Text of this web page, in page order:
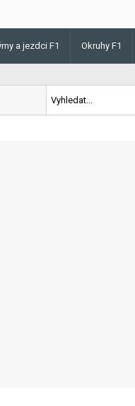
a jezdci F1 Okruhy F1
letos poprvé vyhrál kvalifikaci